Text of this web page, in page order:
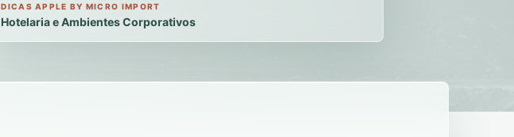
DICAS APPLE BY MICRO IMPORT
Hotelaria e Ambientes Corporativos